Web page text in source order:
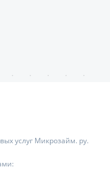
услуг Микрозайм. ру.